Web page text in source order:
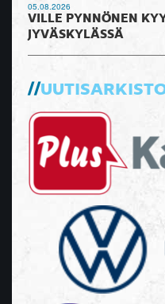
05.08.2026
VILLE PYNNÖNEN
JYVÄSKYLÄSSÄ